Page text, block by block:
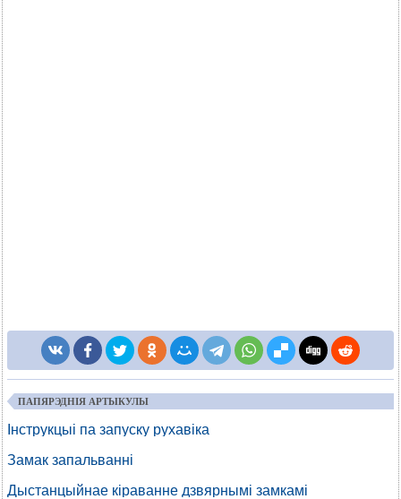
ПАПЯРЭДНІЯ АРТЫКУЛЫ
Інструкцыі па запуску рухавіка
Замак запальванні
Дыстанцыйнае кіраванне дзвярнымі замкамі